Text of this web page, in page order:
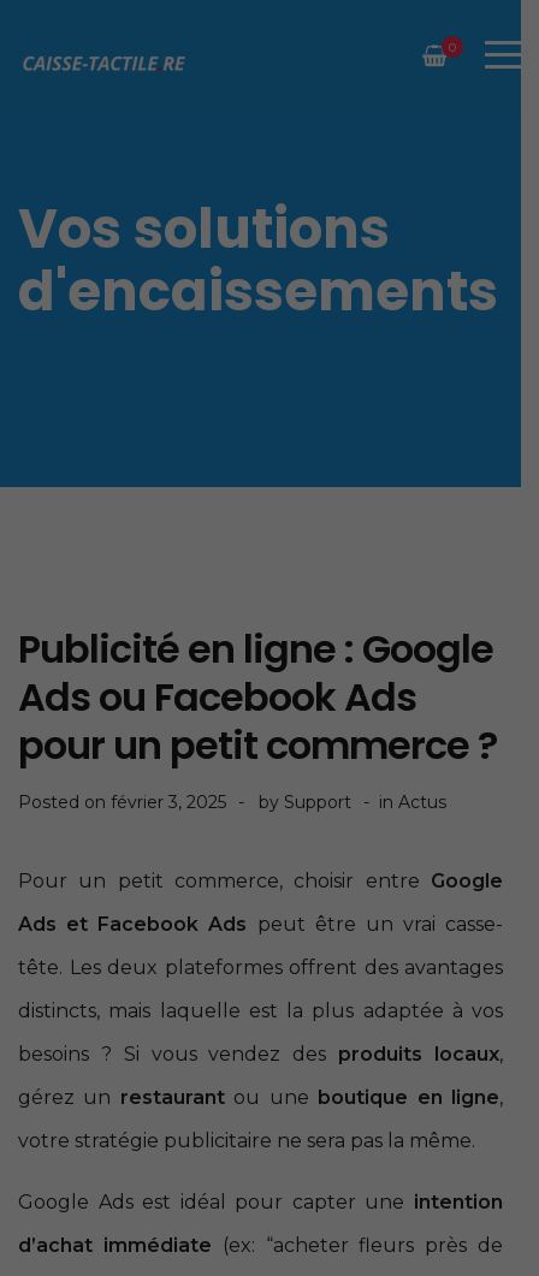
0
Vos solutions
d'encaissements
Publicité en ligne : Google
Ads ou Facebook Ads
pour un petit commerce ?
Posted on février 3, 2025 by Support in Actus
Pour un petit commerce, choisir entre Google
Ads et Facebook Ads peut être un vrai casse-
tête. Les deux plateformes offrent des avantages
distincts, mais laquelle est la plus adaptée à vos
besoins ? Si vous vendez des produits locaux,
gérez un restaurantou une boutique en ligne,
votre stratégie publicitaire ne sera pas la même.
Google Ads est idéal pour capter une intention
d’achat immédiate (ex: “acheter fleurs près de